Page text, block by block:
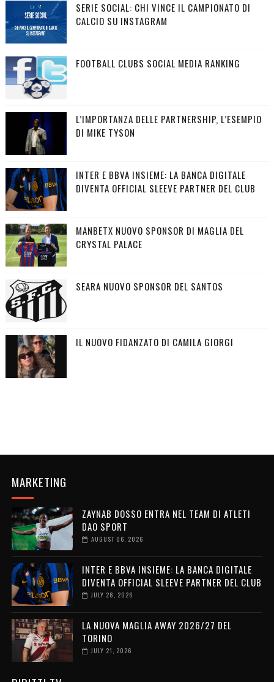
SERIE SOCIAL: CHI VINCE IL CAMPIONATO DI
CALCIO SU INSTAGRAM
FOOTBALL CLUBS SOCIAL MEDIA RANKING
L’IMPORTANZA DELLE PARTNERSHIP, L’ESEMPIO
DI MIKE TYSON
INTER E BBVA INSIEME: LA BANCA DIGITALE
DIVENTA OFFICIAL SLEEVE PARTNER DEL CLUB
MANBETX NUOVO SPONSOR DI MAGLIA DEL
CRYSTAL PALACE
SEARA NUOVO SPONSOR DEL SANTOS
IL NUOVO FIDANZATO DI CAMILA GIORGI
MARKETING
ZAYNAB DOSSO ENTRA NEL TEAM DI ATLETI
DAO SPORT
AUGUST 06, 2026
INTER E BBVA INSIEME: LA BANCA DIGITALE
DIVENTA OFFICIAL SLEEVE PARTNER DEL CLUB
JULY 28, 2026
LA NUOVA MAGLIA AWAY 2026/27 DEL
TORINO
JULY 21, 2026